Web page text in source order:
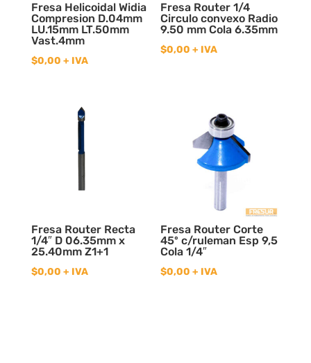
Fresa Helicoidal Widia
Compresion D.04mm
LU.15mm LT.50mm
Vast.4mm
$0,00 + IVA
Fresa Router 1/4
Circulo convexo Radio
9.50 mm Cola 6.35mm
$0,00 + IVA
Fresa Router Recta
1/4″ D 06.35mm x
25.40mm Z1+1
$0,00 + IVA
Fresa Router Corte
45º c/ruleman Esp 9,5
Cola 1/4″
$0,00 + IVA